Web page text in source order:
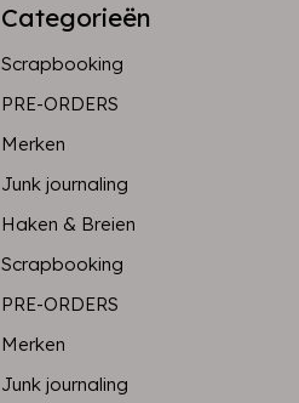
Categorieën
Scrapbooking
PRE-ORDERS
Merken
Junk journaling
Haken & Breien
Scrapbooking
PRE-ORDERS
Merken
Junk journaling